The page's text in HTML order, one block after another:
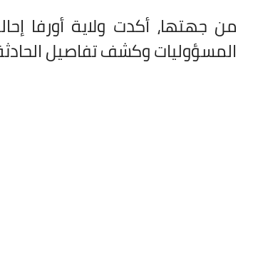
من جهتها، أكدت ولاية أورفا
المسؤوليات وكشف تفاصيل